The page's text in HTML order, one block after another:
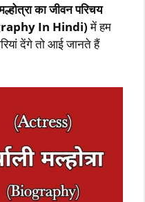
मल्होत्रा का जीवन परिचय
In Hindi)में हम
देंगे तो आई जानते हैं